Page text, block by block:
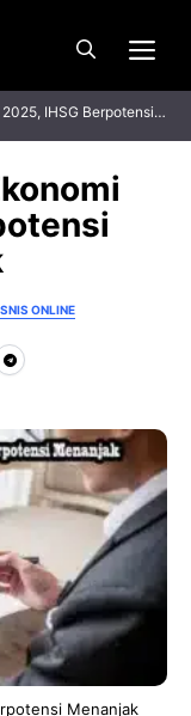
IHSG Berpotensi
ONLINE
Menanjak